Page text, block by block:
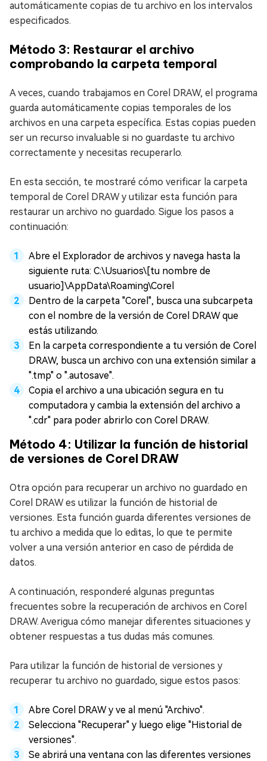
automáticamente copias de tu archivo en los intervalos
especificados.
Método 3: Restaurar el archivo
comprobando la carpeta temporal
A veces, cuando trabajamos en Corel DRAW, el programa
guarda automáticamente copias temporales de los
archivos en una carpeta específica. Estas copias pueden
ser un recurso invaluable si no guardaste tu archivo
correctamente y necesitas recuperarlo.
En esta sección, te mostraré cómo verificar la carpeta
temporal de Corel DRAW y utilizar esta función para
restaurar un archivo no guardado. Sigue los pasos a
continuación:
Abre el Explorador de archivos y navega hasta la
siguiente ruta: C:\Usuarios\[tu nombre de
usuario]\AppData\Roaming\Corel
Dentro de la carpeta "Corel", busca una subcarpeta
con el nombre de la versión de Corel DRAW que
estás utilizando.
En la carpeta correspondiente a tu versión de Corel
DRAW, busca un archivo con una extensión similar a
".tmp" o ".autosave".
Copia el archivo a una ubicación segura en tu
computadora y cambia la extensión del archivo a
".cdr" para poder abrirlo con Corel DRAW.
Método 4: Utilizar la función de historial
de versiones de Corel DRAW
Otra opción para recuperar un archivo no guardado en
Corel DRAW es utilizar la función de historial de
versiones. Esta función guarda diferentes versiones de
tu archivo a medida que lo editas, lo que te permite
volver a una versión anterior en caso de pérdida de
datos.
A continuación, responderé algunas preguntas
frecuentes sobre la recuperación de archivos en Corel
DRAW. Averigua cómo manejar diferentes situaciones y
obtener respuestas a tus dudas más comunes.
Para utilizar la función de historial de versiones y
recuperar tu archivo no guardado, sigue estos pasos:
Abre Corel DRAW y ve al menú "Archivo".
Selecciona "Recuperar" y luego elige "Historial de
versiones".
Se abrirá una ventana con las diferentes versiones